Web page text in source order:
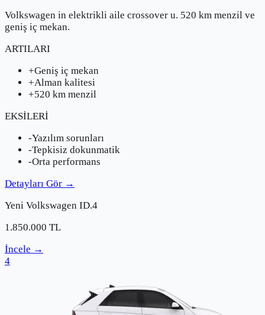
Volkswagen in elektrikli aile crossover u. 520 km menzil ve
geniş iç mekan.
ARTILARI
+Geniş iç mekan
+Alman kalitesi
+520 km menzil
EKSİLERİ
-Yazılım sorunları
-Tepkisiz dokunmatik
-Orta performans
Detayları Gör →
Yeni Volkswagen ID.4
1.850.000 TL
İncele →
4